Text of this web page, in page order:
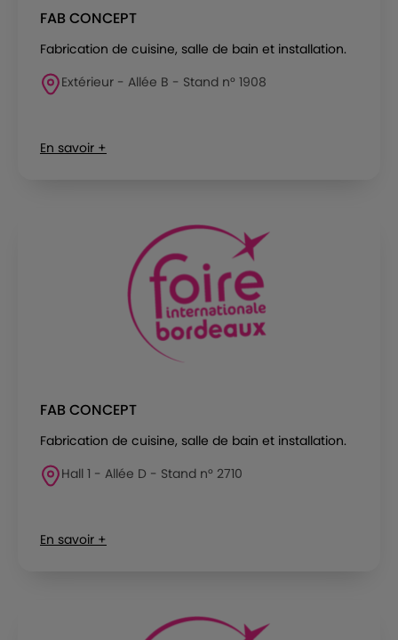
FAB CONCEPT
Fabrication de cuisine, salle de bain et installation.
Extérieur - Allée B - Stand n° 1908
En savoir +
FAB CONCEPT
Fabrication de cuisine, salle de bain et installation.
Hall 1 - Allée D - Stand n° 2710
En savoir +